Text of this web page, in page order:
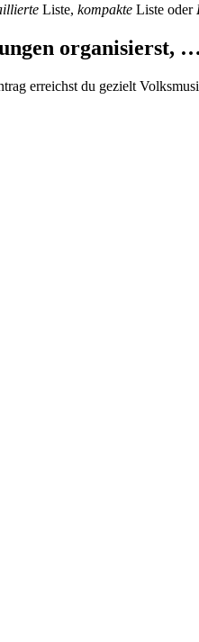
Liste, kompakte Liste oder
organisierst, …
erreichst du gezielt